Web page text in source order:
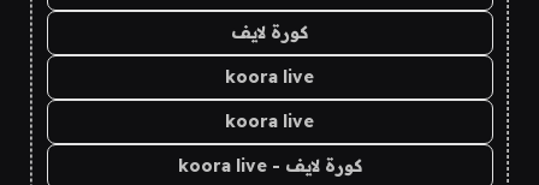
كورة لايف
koora live
koora live
كورة لايف - koora live